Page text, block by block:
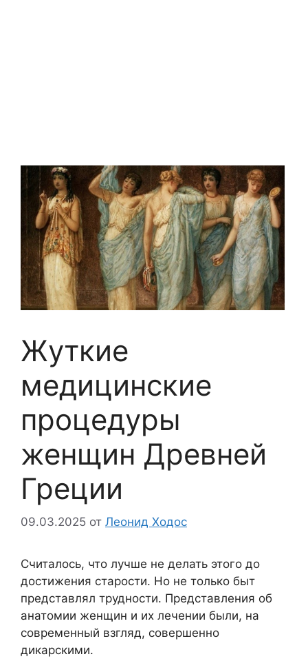
Жуткие
медицинские
процедуры
женщин Древней
Греции
09.03.2025 от Леонид Ходос
Считалось, что лучше не делать этого до
достижения старости. Но не только быт
представлял трудности. Представления об
анатомии женщин и их лечении были, на
современный взгляд, совершенно
дикарскими.